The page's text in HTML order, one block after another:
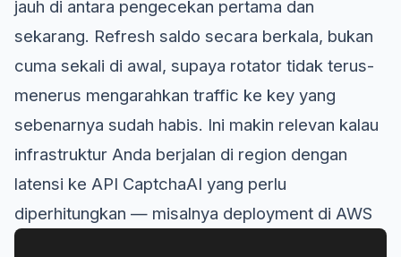
jauh di antara pengecekan pertama dan
sekarang. Refresh saldo secara berkala, bukan
cuma sekali di awal, supaya rotator tidak terus-
menerus mengarahkan traffic ke key yang
sebenarnya sudah habis. Ini makin relevan kalau
infrastruktur Anda berjalan di region dengan
latensi ke API CaptchaAI yang perlu
diperhitungkan — misalnya deployment di AWS